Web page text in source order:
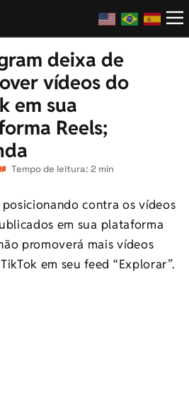
deixa de
vídeos do
em sua
Reels;
Tempo de leitura: 2 min
posicionando contra os vídeos
em sua plataforma
promoverá mais vídeos
em seu feed “Explorar”.